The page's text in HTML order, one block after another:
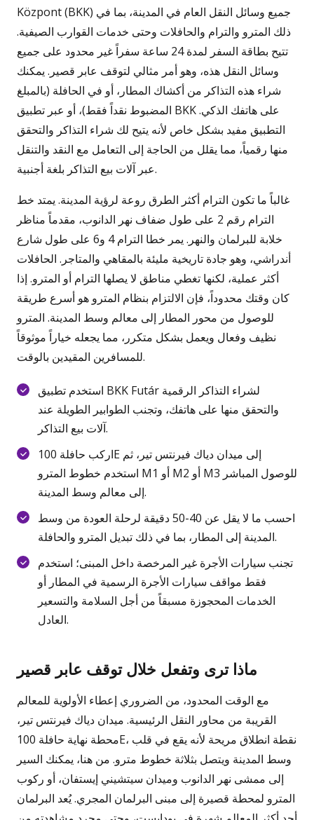
Központ (BKK) جميع وسائل النقل العام في المدينة، بما في
ذلك المترو والترام والحافلات وحتى خدمات القوارب الصيفية.
تتيح بطاقة السفر لمدة 24 ساعة سفراً غير محدود على جميع
وسائل النقل هذه، وهو أمر مثالي لتوقف عابر قصير. يمكنك
شراء هذه التذاكر من أكشاك المطار، أو في الحافلة (بالمبلغ
المضبوط نقداً فقط)، أو عبر تطبيق BKK على هاتفك الذكي.
التطبيق مفيد بشكل خاص لأنه يتيح لك شراء التذاكر والتحقق
منها رقمياً، مما يقلل من الحاجة إلى التعامل مع النقد والتنقل
عبر آلات بيع التذاكر بلغة أجنبية.
غالباً ما تكون الترام أكثر الطرق روعة لرؤية المدينة. يمتد خط
الترام رقم 2 على طول ضفاف نهر الدانوب، مقدماً مناظر
خلابة للبرلمان والنهر. يمر خطا الترام 4 و6 على طول شارع
أندراشي، وهو جادة تاريخية مليئة بالمقاهي والمتاجر. الحافلات
أكثر عملية، لكنها تغطي مناطق لا يصلها الترام أو المترو. إذا
كان وقتك محدوداً، فإن الالتزام بنظام المترو هو أسرع طريقة
للوصول من محور المطار إلى معالم وسط المدينة. المترو
نظيف وفعال ويعمل بشكل متكرر، مما يجعله خياراً موثوقاً
للمسافرين المقيدين بالوقت.
استخدم تطبيق BKK Futár لشراء التذاكر الرقمية
والتحقق منها على هاتفك، وتجنب الطوابير الطويلة عند
آلات بيع التذاكر.
اركب حافلة 100E إلى ميدان دياك فيرنتس تير، ثم
استخدم خطوط المترو M1 أو M2 أو M3 للوصول المباشر
إلى معالم وسط المدينة.
احسب ما لا يقل عن 40-50 دقيقة لرحلة العودة من وسط
المدينة إلى المطار، بما في ذلك تبديل المترو والحافلة.
تجنب سيارات الأجرة غير المرخصة داخل المبنى؛ استخدم
فقط مواقف سيارات الأجرة الرسمية في المطار أو
الخدمات المحجوزة مسبقاً من أجل السلامة والتسعير
العادل.
ماذا ترى وتفعل خلال توقف عابر قصير
مع الوقت المحدود، من الضروري إعطاء الأولوية للمعالم
القريبة من محاور النقل الرئيسية. ميدان دياك فيرنتس تير،
محطة نهاية حافلة 100E، نقطة انطلاق مريحة لأنه يقع في قلب
وسط المدينة ويتصل بثلاثة خطوط مترو. من هنا، يمكنك السير
إلى ممشى نهر الدانوب وميدان سيتشيني إيستفان، أو ركوب
المترو لمحطة قصيرة إلى مبنى البرلمان المجري. يُعد البرلمان